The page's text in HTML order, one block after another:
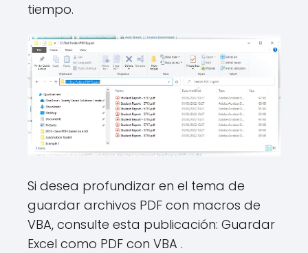
tiempo.
Si desea profundizar en el tema de
guardar archivos PDF con macros de
VBA, consulte esta publicación: Guardar
Excel como PDF con VBA .